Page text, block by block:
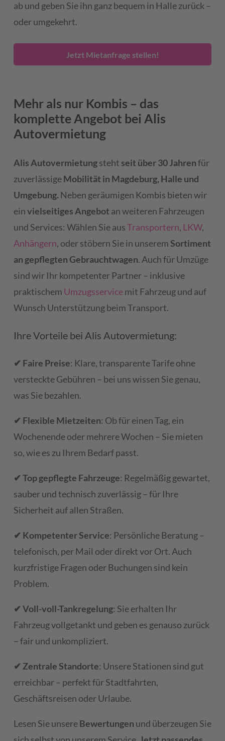
ab und geben Sie ihn ganz bequem in Halle zurück –
oder umgekehrt.
Jetzt Mietanfrage stellen!
Mehr als nur Kombis – das
komplette Angebot bei Alis
Autovermietung
Alis Autovermietungstehtseit über 30 Jahrenfür
zuverlässigeMobilität in Magdeburg, Halle und
Umgebung. Neben geräumigen Kombis bieten wir
einvielseitiges Angebot an weiteren Fahrzeugen
und Services: Wählen Sie ausTransportern, LKW,
Anhängern, oder stöbern Sie in unseremSortiment
an gepflegten Gebrauchtwagen. Auch für Umzüge
sind wir Ihr kompetenter Partner – inklusive
praktischem Umzugsservicemit Fahrzeug und auf
Wunsch Unterstützung beim Transport.
Ihre Vorteile bei Alis Autovermietung:
✔ Faire Preise: Klare, transparente Tarife ohne
versteckte Gebühren – bei uns wissen Sie genau,
was Sie bezahlen.
✔ Flexible Mietzeiten: Ob für einen Tag, ein
Wochenende oder mehrere Wochen – Sie mieten
so, wie es zu Ihrem Bedarf passt.
✔ Top gepflegte Fahrzeuge: Regelmäßig gewartet,
sauber und technisch zuverlässig – für Ihre
Sicherheit auf allen Straßen.
✔ Kompetenter Service: Persönliche Beratung –
telefonisch, per Mail oder direkt vor Ort. Auch
kurzfristige Fragen oder Buchungen sind kein
Problem.
✔ Voll-voll-Tankregelung: Sie erhalten Ihr
Fahrzeug vollgetankt und geben es genauso zurück
– fair und unkompliziert.
✔ Zentrale Standorte: Unsere Stationen sind gut
erreichbar – perfekt für Stadtfahrten,
Geschäftsreisen oder Urlaube.
Lesen Sie unsereBewertungen und überzeugen Sie